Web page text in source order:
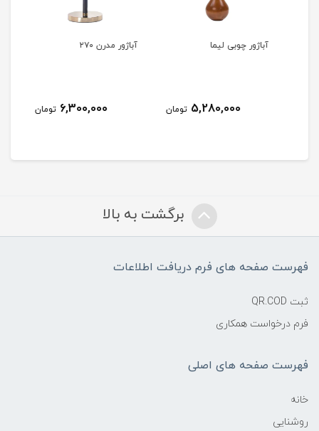
آباژور چوبی لیما
5,280,000 تومان
آباژور مدرن ۲۷۰
6,300,000 تومان
برگشت به بالا
فهرست صفحه های فرم دریافت اطلاعات
ثبت QR.COD
فرم درخواست همکاری
فهرست صفحه های اصلی
خانه
روشنایی